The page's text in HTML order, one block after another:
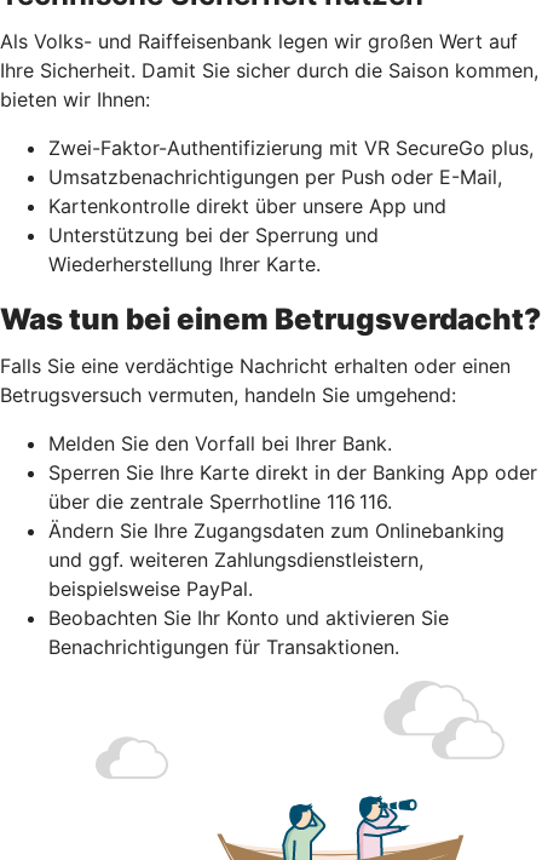
Als Volks- und Raiffeisenbank legen wir großen Wert auf
Ihre Sicherheit. Damit Sie sicher durch die Saison kommen,
bieten wir Ihnen:
Zwei-Faktor-Authentifizierung mit VR SecureGo plus,
Umsatzbenachrichtigungen per Push oder E-Mail,
Kartenkontrolle direkt über unsere App und
Unterstützung bei der Sperrung und
Wiederherstellung Ihrer Karte.
Was tun bei einem Betrugsverdacht?
Falls Sie eine verdächtige Nachricht erhalten oder einen
Betrugsversuch vermuten, handeln Sie umgehend:
Melden Sie den Vorfall bei Ihrer Bank.
Sperren Sie Ihre Karte direkt in der Banking App oder
über die zentrale Sperrhotline 116 116.
Ändern Sie Ihre Zugangsdaten zum Onlinebanking
und ggf. weiteren Zahlungsdienstleistern,
beispielsweise PayPal.
Beobachten Sie Ihr Konto und aktivieren Sie
Benachrichtigungen für Transaktionen.